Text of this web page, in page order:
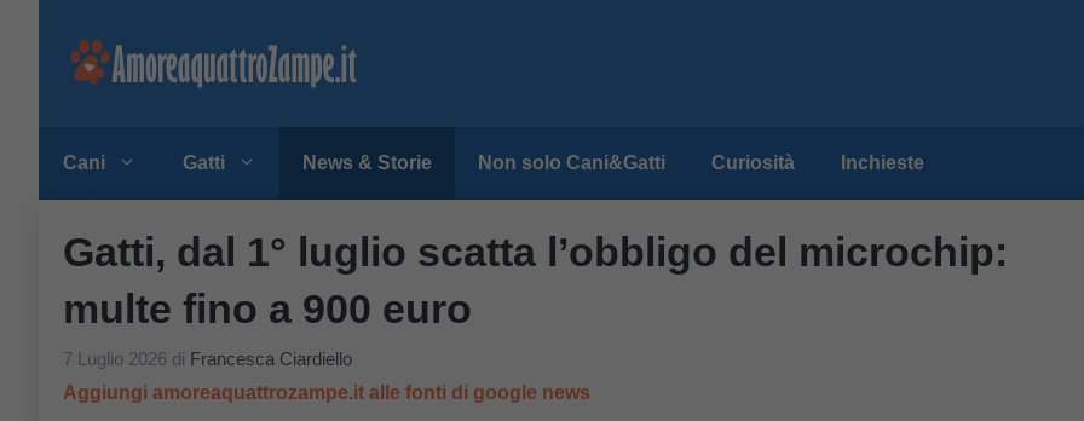
Cani Gatti News & Storie Non solo Cani&Gatti Curiosità Inchieste
Gatti, dal 1° luglio scatta l’obbligo del microchip:
multe fino a 900 euro
7 Luglio 2026 di Francesca Ciardiello
Aggiungi amoreaquattrozampe.it alle fonti di google news